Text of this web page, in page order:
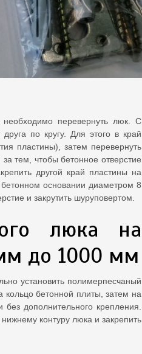
перевернуть люк. С
по кругу. Для этого в край
пластины), затем перевернуть
тем, чтобы бетонное отверстие
другой край пластины на
основании диаметром 8
и закрутить шуруповертом.
люка на
до 1000 мм
установить полимерпесчаный
бетонной плиты, затем на
дополнительного крепления.
контуру люка и закрепить